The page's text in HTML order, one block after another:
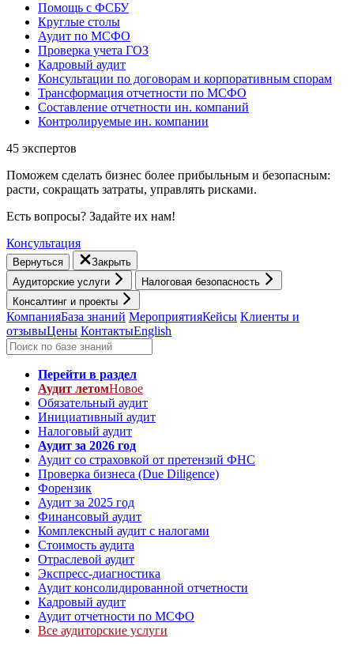
Помощь с ФСБУ
Круглые столы
Аудит по МСФО
Проверка учета ГОЗ
Кадровый аудит
Консультации по договорам и корпоративным спорам
Трансформация отчетности по МСФО
Составление отчетности ин. компаний
Контролируемые ин. компании
45 экспертов
Поможем сделать бизнес более прибыльным и безопасным:
расти, cокращать затраты, управлять рисками.
Есть вопросы? Задайте их нам!
Консультация
Вернуться
Закрыть
Аудиторские услуги
Налоговая безопасность
Консалтинг и проекты
КомпанияБаза знаний МероприятияКейсы Клиенты и
отзывыЦены КонтактыEnglish
Перейти в раздел
Аудит летомНовое
Обязательный аудит
Инициативный аудит
Налоговый аудит
Аудит за 2026 год
Аудит со страховкой от претензий ФНС
Проверка бизнеса (Due Diligence)
Форензик
Аудит за 2025 год
Финансовый аудит
Комплексный аудит с налогами
Стоимость аудита
Отраслевой аудит
Экспресс-диагностика
Аудит консолидированной отчетности
Кадровый аудит
Аудит отчетности по МСФО
Все аудиторские услуги